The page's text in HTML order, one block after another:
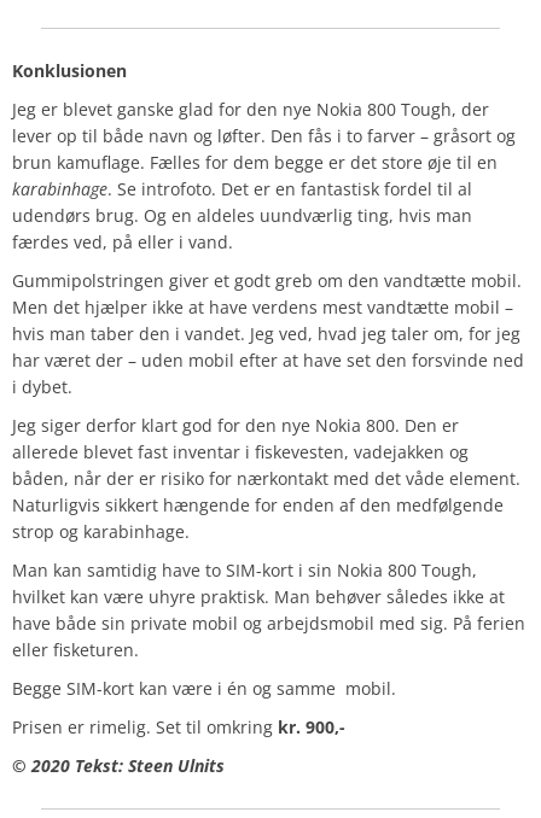
Konklusionen
Jeg er blevet ganske glad for den nye Nokia 800 Tough, der
lever op til både navn og løfter. Den fås i to farver – gråsort og
brun kamuflage. Fælles for dem begge er det store øje til en
karabinhage. Se introfoto. Det er en fantastisk fordel til al
udendørs brug. Og en aldeles uundværlig ting, hvis man
færdes ved, på eller i vand.
Gummipolstringen giver et godt greb om den vandtætte mobil.
Men det hjælper ikke at have verdens mest vandtætte mobil –
hvis man taber den i vandet. Jeg ved, hvad jeg taler om, for jeg
har været der – uden mobil efter at have set den forsvinde ned
i dybet.
Jeg siger derfor klart god for den nye Nokia 800. Den er
allerede blevet fast inventar i fiskevesten, vadejakken og
båden, når der er risiko for nærkontakt med det våde element.
Naturligvis sikkert hængende for enden af den medfølgende
strop og karabinhage.
Man kan samtidig have to SIM-kort i sin Nokia 800 Tough,
hvilket kan være uhyre praktisk. Man behøver således ikke at
have både sin private mobil og arbejdsmobil med sig. På ferien
eller fisketuren.
Begge SIM-kort kan være i én og samme mobil.
Prisen er rimelig. Set til omkring kr. 900,-
© 2020 Tekst: Steen Ulnits